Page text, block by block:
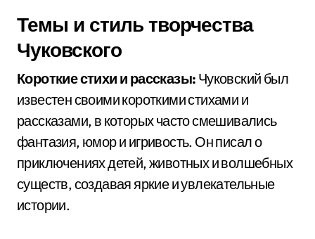
Темы и стиль творчества
Чуковского
Короткие стихи и рассказы: Чуковский был
известен своими короткими стихами и
рассказами, в которых часто смешивались
фантазия, юмор и игривость. Он писал о
приключениях детей, животных и волшебных
существ, создавая яркие и увлекательные
истории.